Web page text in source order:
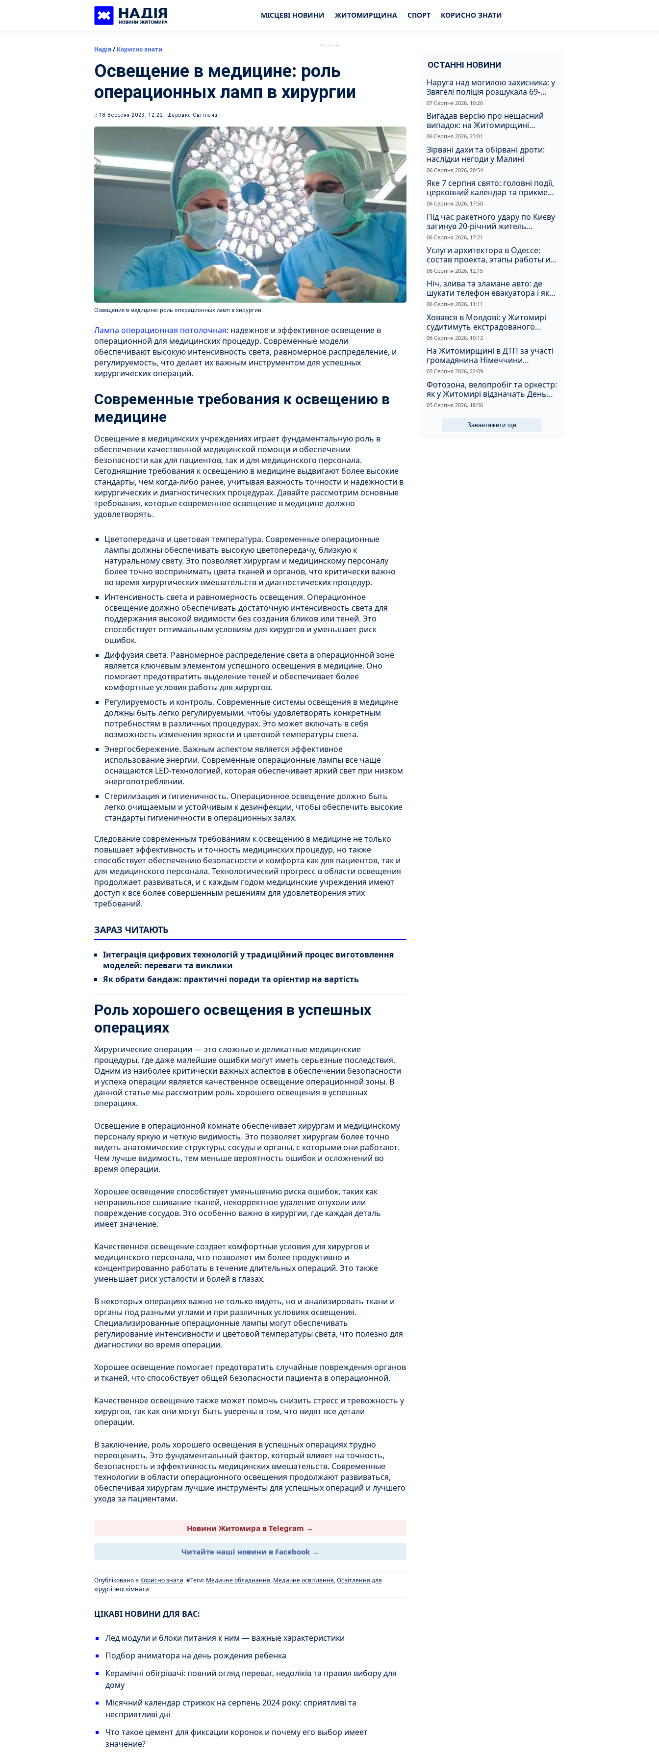
МІСЦЕВІ НОВИНИ ЖИТОМИРЩИНА СПОРТ КОРИСНО ЗНАТИ
Надія/ Корисно знати
Освещение в медицине: роль
операционных ламп в хирургии
18 Вересня 2023, 12:22 Шаровка Світлана
Освещение в медицине: роль операционных ламп в хирургии
Лампа операционная потолочная: надежное и эффективное освещение в
операционной для медицинских процедур. Современные модели
обеспечивают высокую интенсивность света, равномерное распределение, и
регулируемость, что делает их важным инструментом для успешных
хирургических операций.
Современные требования к освещению в
медицине
Освещение в медицинских учреждениях играет фундаментальную роль в
обеспечении качественной медицинской помощи и обеспечении
безопасности как для пациентов, так и для медицинского персонала.
Сегодняшние требования к освещению в медицине выдвигают более высокие
стандарты, чем когда-либо ранее, учитывая важность точности и надежности в
хирургических и диагностических процедурах. Давайте рассмотрим основные
требования, которые современное освещение в медицине должно
удовлетворять.
Цветопередача и цветовая температура. Современные операционные
лампы должны обеспечивать высокую цветопередачу, близкую к
натуральному свету. Это позволяет хирургам и медицинскому персоналу
более точно воспринимать цвета тканей и органов, что критически важно
во время хирургических вмешательств и диагностических процедур.
Интенсивность света и равномерность освещения. Операционное
освещение должно обеспечивать достаточную интенсивность света для
поддержания высокой видимости без создания бликов или теней. Это
способствует оптимальным условиям для хирургов и уменьшает риск
ошибок.
Диффузия света. Равномерное распределение света в операционной зоне
является ключевым элементом успешного освещения в медицине. Оно
помогает предотвратить выделение теней и обеспечивает более
комфортные условия работы для хирургов.
Регулируемость и контроль. Современные системы освещения в медицине
должны быть легко регулируемыми, чтобы удовлетворять конкретным
потребностям в различных процедурах. Это может включать в себя
возможность изменения яркости и цветовой температуры света.
Энергосбережение. Важным аспектом является эффективное
использование энергии. Современные операционные лампы все чаще
оснащаются LED-технологией, которая обеспечивает яркий свет при низком
энергопотреблении.
Стерилизация и гигиеничность. Операционное освещение должно быть
легко очищаемым и устойчивым к дезинфекции, чтобы обеспечить высокие
стандарты гигиеничности в операционных залах.
Следование современным требованиям к освещению в медицине не только
повышает эффективность и точность медицинских процедур, но также
способствует обеспечению безопасности и комфорта как для пациентов, так и
для медицинского персонала. Технологический прогресс в области освещения
продолжает развиваться, и с каждым годом медицинские учреждения имеют
доступ к все более совершенным решениям для удовлетворения этих
требований.
ЗАРАЗ ЧИТАЮТЬ
Інтеграція цифрових технологій у традиційний процес виготовлення
моделей: переваги та виклики
Як обрати бандаж: практичні поради та орієнтир на вартість
Роль хорошего освещения в успешных
операциях
Хирургические операции — это сложные и деликатные медицинские
процедуры, где даже малейшие ошибки могут иметь серьезные последствия.
Одним из наиболее критически важных аспектов в обеспечении безопасности
и успеха операции является качественное освещение операционной зоны. В
данной статье мы рассмотрим роль хорошего освещения в успешных
операциях.
Освещение в операционной комнате обеспечивает хирургам и медицинскому
персоналу яркую и четкую видимость. Это позволяет хирургам более точно
видеть анатомические структуры, сосуды и органы, с которыми они работают.
Чем лучше видимость, тем меньше вероятность ошибок и осложнений во
время операции.
Хорошее освещение способствует уменьшению риска ошибок, таких как
неправильное сшивание тканей, некорректное удаление опухоли или
повреждение сосудов. Это особенно важно в хирургии, где каждая деталь
имеет значение.
Качественное освещение создает комфортные условия для хирургов и
медицинского персонала, что позволяет им более продуктивно и
концентрированно работать в течение длительных операций. Это также
уменьшает риск усталости и болей в глазах.
В некоторых операциях важно не только видеть, но и анализировать ткани и
органы под разными углами и при различных условиях освещения.
Специализированные операционные лампы могут обеспечивать
регулирование интенсивности и цветовой температуры света, что полезно для
диагностики во время операции.
Хорошее освещение помогает предотвратить случайные повреждения органов
и тканей, что способствует общей безопасности пациента в операционной.
Качественное освещение также может помочь снизить стресс и тревожность у
хирургов, так как они могут быть уверены в том, что видят все детали
операции.
В заключение, роль хорошего освещения в успешных операциях трудно
переоценить. Это фундаментальный фактор, который влияет на точность,
безопасность и эффективность медицинских вмешательств. Современные
технологии в области операционного освещения продолжают развиваться,
обеспечивая хирургам лучшие инструменты для успешных операций и лучшего
ухода за пациентами.
Новини Житомира в Telegram →
Читайте наші новини в Facebook →
Опубліковано в Корисно знати #Теги: Медичне обладнання, Медичне освітлення,Освітлення для
хірургічної кімнати
ЦІКАВІ НОВИНИ ДЛЯ ВАС:
Лед модули и блоки питания к ним — важные характеристики
Подбор аниматора на день рождения ребенка
Керамічні обігрівачі: повний огляд переваг, недоліків та правил вибору для
дому
Місячний календар стрижок на серпень 2024 року: сприятливі та
несприятливі дні
Что такое цемент для фиксации коронок и почему его выбор имеет
значение?
ОСТАННІ НОВИНИ
Наруга над могилою захисника: у
Звягелі поліція розшукала 69-
річного зловмисника
07 Серпня 2026, 10:26
Вигадав версію про нещасний
випадок: на Житомирщині
судитимуть чоловіка за вбивство
06 Серпня 2026, 23:01
Зірвані дахи та обірвані дроти:
наслідки негоди у Малині
06 Серпня 2026, 20:54
Яке 7 серпня свято: головні події,
церковний календар та прикмети
дня
06 Серпня 2026, 17:50
Під час ракетного удару по Києву
загинув 20-річний житель
Житомирщини
06 Серпня 2026, 17:21
Услуги архитектора в Одессе:
состав проекта, этапы работы и
стоимость
06 Серпня 2026, 12:15
Ніч, злива та зламане авто: де
шукати телефон евакуатора і як
не натрапити на аферистів
06 Серпня 2026, 11:11
Ховався в Молдові: у Житомирі
судитимуть екстрадованого
іноземця за сурогатний спирт і
відмивання грошей
06 Серпня 2026, 10:12
На Житомирщині в ДТП за участі
громадянина Німеччини
постраждали двоє людей
05 Серпня 2026, 22:09
Фотозона, велопробіг та оркестр:
як у Житомирі відзначать День
Прапора та День Незалежності
05 Серпня 2026, 18:56
Завантажити ще